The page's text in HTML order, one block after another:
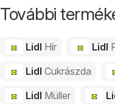
További
Lidl Hír Lidl
Lidl Cukrászda
Lidl Müller